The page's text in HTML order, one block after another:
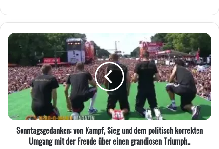
Sonntagsgedanken:
von
Kampf,
Sieg
und
dem
politisch
korrekten
Umgang
mitSonntagsgedanken: von Kampf, Sieg und dem politisch korrekten
Umgang mit der Freude über einen grandiosen Triumph..